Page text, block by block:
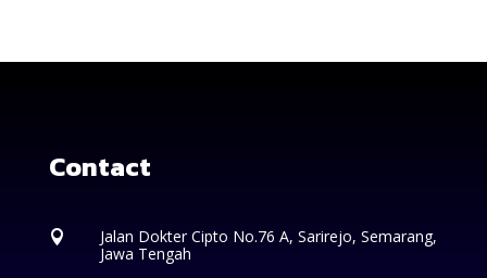
Contact

Jalan Dokter Cipto No.76 A, Sarirejo, Semarang,
Jawa Tengah